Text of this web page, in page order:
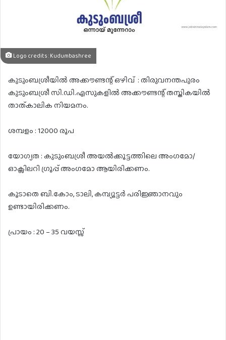
Logo credits : Kudumbashree
കുടുംബശ്രീയിൽ അക്കൗണ്ടന്റ് ഒഴിവ് : തിരുവനന്തപുരം
കുടുംബശ്രീ സി.ഡി.എസുകളിൽ അക്കൗണ്ടന്റ് തസ്തികയിൽ
താത്കാലിക നിയമനം.
ശമ്പളം : 12000 രൂപ
യോഗ്യത : കുടുംബശ്രീ അയൽക്കൂട്ടത്തിലെ അംഗമോ/
ഓക്സിലറി ഗ്രൂപ്പ് അംഗമോ ആയിരിക്കണം.
കൂടാതെ ബി.കോം, ടാലി, കമ്പ്യൂട്ടർ പരിജ്ഞാനവും
ഉണ്ടായിരിക്കണം.
പ്രായം : 20 – 35 വയസ്സ്